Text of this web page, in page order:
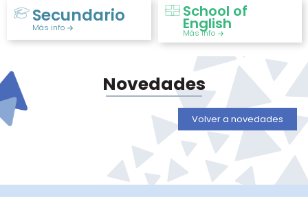
Secundario
Más info
School of
English
Más info
Novedades
Volver a novedades